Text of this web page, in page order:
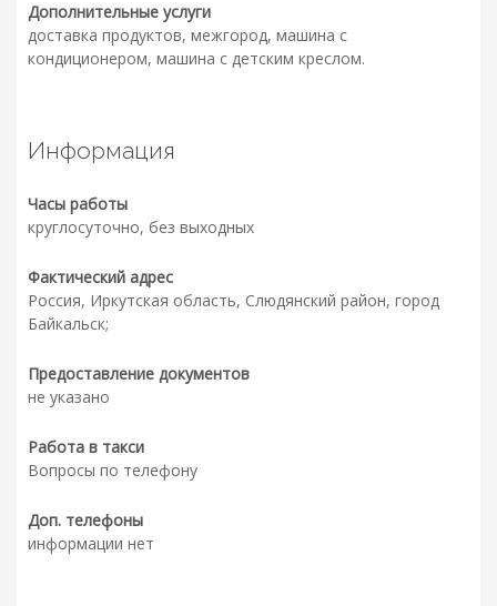
Дополнительные услуги
доставка продуктов, межгород, машина с
кондиционером, машина с детским креслом.
Информация
Часы работы
круглосуточно, без выходных
Фактический адрес
Россия, Иркутская область, Слюдянский район, город
Байкальск;
Предоставление документов
не указано
Работа в такси
Вопросы по телефону
Доп. телефоны
информации нет